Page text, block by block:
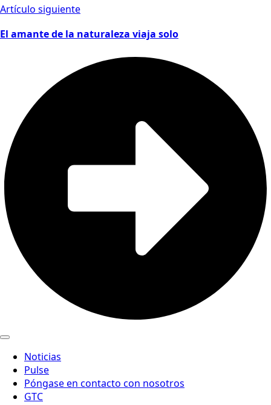
Artículo siguiente
El amante de la naturaleza viaja solo
Noticias
Pulse
Póngase en contacto con nosotros
GTC